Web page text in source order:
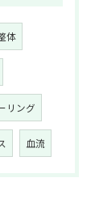
体
リング
血流